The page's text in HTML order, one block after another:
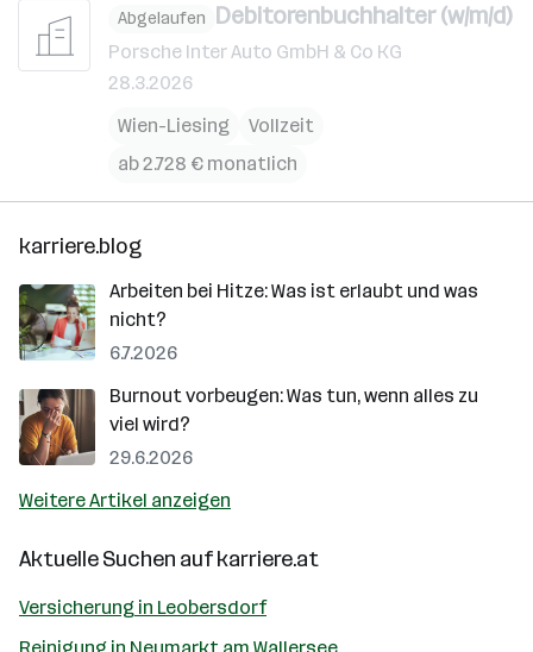
Abgelaufen Debitorenbuchhalter (w/m/d)
Porsche Inter Auto GmbH & Co KG
28.3.2026
Wien-Liesing
Vollzeit
ab 2.728 € monatlich
karriere.blog
Arbeiten bei Hitze: Was ist erlaubt und was
nicht?
6.7.2026
Burnout vorbeugen: Was tun, wenn alles zu
viel wird?
29.6.2026
Weitere Artikel anzeigen
Aktuelle Suchen aufkarriere.at
Versicherung in Leobersdorf
Reinigung in Neumarkt am Wallersee